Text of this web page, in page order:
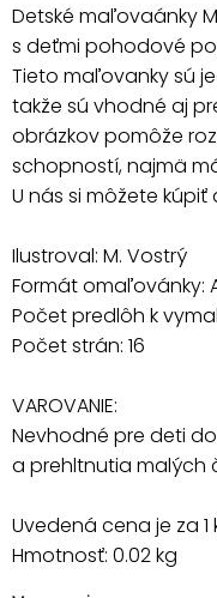
Detské maľovaánky
s deťmi pohodové
Tieto maľovanky sú
takže sú vhodné aj
obrázkov pomôže
schopností, najmä
U nás si môžete
Ilustroval: M. Vostrý
Formát omaľovánky:
Počet predlôh k
Počet strán: 16
VAROVANIE:
Nevhodné pre deti
a prehltnutia malých
Uvedená cena je za 1
Hmotnosť: 0.02 kg